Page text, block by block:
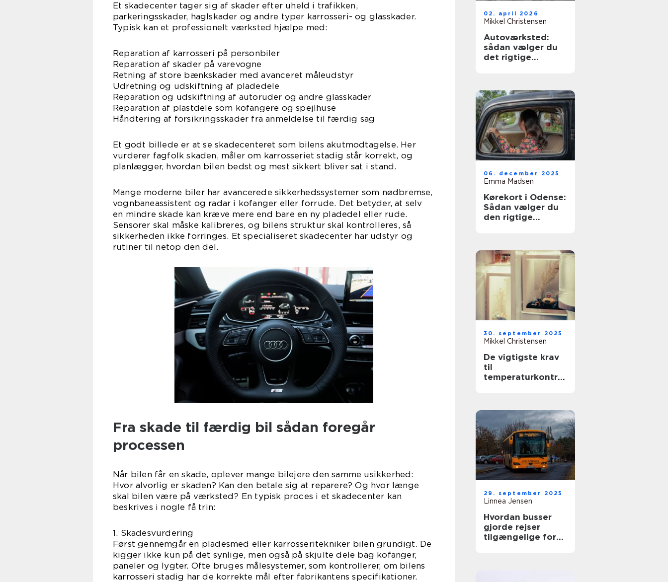
Et skadecenter tager sig af skader efter uheld i trafikken,
parkeringsskader, haglskader og andre typer karrosseri- og glasskader.
Typisk kan et professionelt værksted hjælpe med:
Reparation af karrosseri på personbiler
Reparation af skader på varevogne
Retning af store bænkskader med avanceret måleudstyr
Udretning og udskiftning af pladedele
Reparation og udskiftning af autoruder og andre glasskader
Reparation af plastdele som kofangere og spejlhuse
Håndtering af forsikringsskader fra anmeldelse til færdig sag
Et godt billede er at se skadecenteret som bilens akutmodtagelse. Her
vurderer fagfolk skaden, måler om karrosseriet stadig står korrekt, og
planlægger, hvordan bilen bedst og mest sikkert bliver sat i stand.
Mange moderne biler har avancerede sikkerhedssystemer som nødbremse,
vognbaneassistent og radar i kofanger eller forrude. Det betyder, at selv
en mindre skade kan kræve mere end bare en ny pladedel eller rude.
Sensorer skal måske kalibreres, og bilens struktur skal kontrolleres, så
sikkerheden ikke forringes. Et specialiseret skadecenter har udstyr og
rutiner til netop den del.
Fra skade til færdig bil sådan foregår
processen
Når bilen får en skade, oplever mange bilejere den samme usikkerhed:
Hvor alvorlig er skaden? Kan den betale sig at reparere? Og hvor længe
skal bilen være på værksted? En typisk proces i et skadecenter kan
beskrives i nogle få trin:
1. Skadesvurdering
Først gennemgår en pladesmed eller karrosseritekniker bilen grundigt. De
kigger ikke kun på det synlige, men også på skjulte dele bag kofanger,
paneler og lygter. Ofte bruges målesystemer, som kontrollerer, om bilens
karrosseri stadig har de korrekte mål efter fabrikantens specifikationer.
02. april 2026
Mikkel Christensen
Autoværksted:
sådan vælger du
det rigtige
06. december 2025
Emma Madsen
Kørekort i Odense:
Sådan vælger du
den rigtige
30. september 2025
Mikkel Christensen
De vigtigste krav
til
temperaturkontrol
29. september 2025
Linnea Jensen
Hvordan busser
gjorde rejser
tilgængelige for